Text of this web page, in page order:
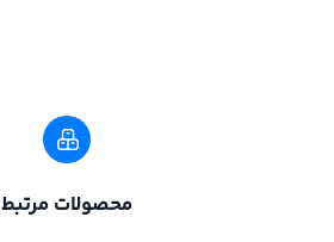
محصولات مرتبط